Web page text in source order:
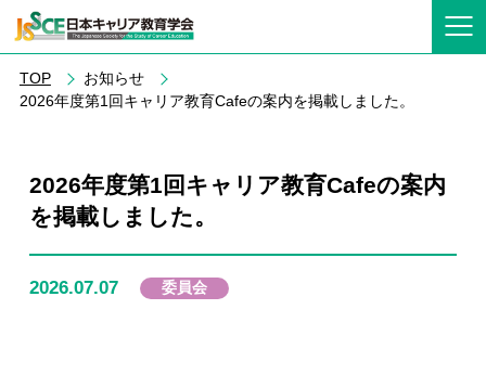
TOP
お知らせ
2026年度第1回キャリア教育Cafeの案内を掲載しました。
2026年度第1回キャリア教育Cafeの案内
を掲載しました。
2026.07.07 委員会